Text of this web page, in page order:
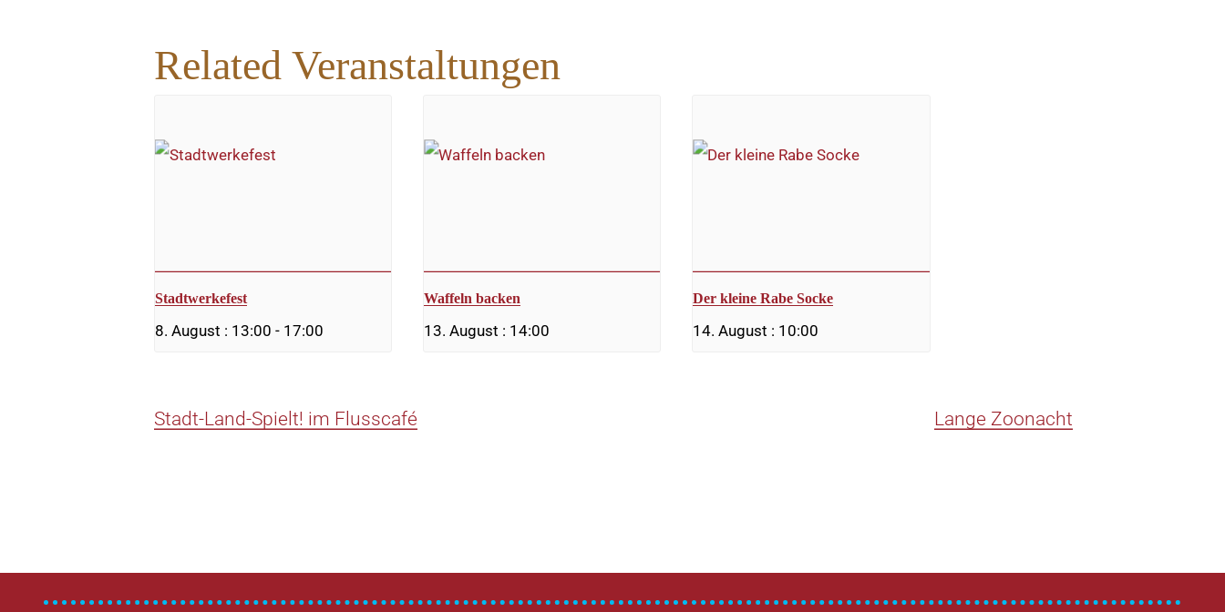
Related Veranstaltungen
Stadtwerkefest
8. August : 13:00 - 17:00
Waffeln backen
13. August : 14:00
Der kleine Rabe Socke
14. August : 10:00
Stadt-Land-Spielt! im Flusscafé Lange Zoonacht